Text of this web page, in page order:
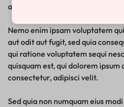
architecto beatae vitae dicta sunt
Nemo enim ipsam voluptatem
aut odit aut fugit, sed quia
qui ratione voluptatem sequi
quisquam est, qui dolorem ipsum
consectetur, adipisci velit.
Sed quia non numquam eius